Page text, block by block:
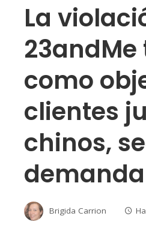
La
23andMe
como
clientes
chinos,
demanda
Brigida Carrion